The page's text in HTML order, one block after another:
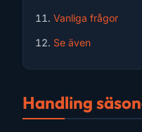
Vanliga frågor
Se även
Handling